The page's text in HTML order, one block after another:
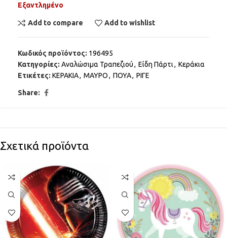
Εξαντλημένο
Add to compare Add to wishlist
Κωδικός προϊόντος: 196495
Κατηγορίες: Αναλώσιμα Τραπεζιού, Είδη Πάρτι, Κεράκια
Ετικέτες: ΚΕΡΑΚΙΑ, ΜΑΥΡΟ, ΠΟΥΑ, ΡΙΓΕ
Share:
Σχετικά προϊόντα